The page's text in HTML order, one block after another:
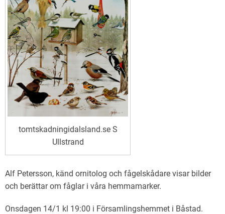
tomtskadningidalsland.se S
Ullstrand
Alf Petersson, känd ornitolog och fågelskådare visar bilder
och berättar om fåglar i våra hemmamarker.
Onsdagen 14/1 kl 19:00 i Församlingshemmet i Båstad.